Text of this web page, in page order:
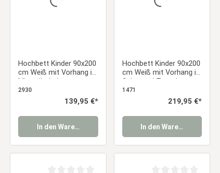
Hochbett Kinder 90x200
cm Weiß mit Vorhang in
Mintgrün | ohne
Lattenrost
2930
Regulärer Preis:
139,95 €*
In den Warenkorb
Hochbett Kinder 90x200
cm Weiß mit Vorhang in
Schwarz | Turm |
Rutsche | ohne
1471
Regulärer Preis:
219,95 €*
In den Warenkorb